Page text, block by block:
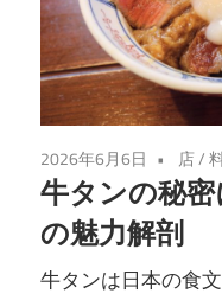
2026年6月6日 店/
牛タンの秘
の魅力解剖
牛タンは日本の食